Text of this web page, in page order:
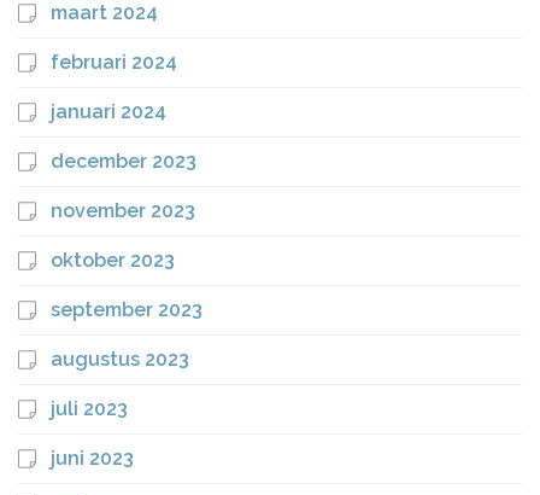
maart 2024
februari 2024
januari 2024
december 2023
november 2023
oktober 2023
september 2023
augustus 2023
juli 2023
juni 2023